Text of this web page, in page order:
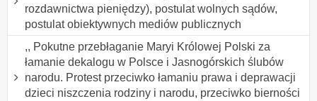
rozdawnictwa pieniędzy), postulat wolnych sądów,
postulat obiektywnych mediów publicznych
,, Pokutne przebłaganie Maryi Królowej Polski za
łamanie dekalogu w Polsce i Jasnogórskich ślubów
narodu. Protest przeciwko łamaniu prawa i deprawacji
dzieci niszczenia rodziny i narodu, przeciwko bierności